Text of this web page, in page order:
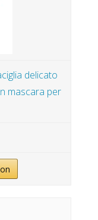
delicato
mascara per